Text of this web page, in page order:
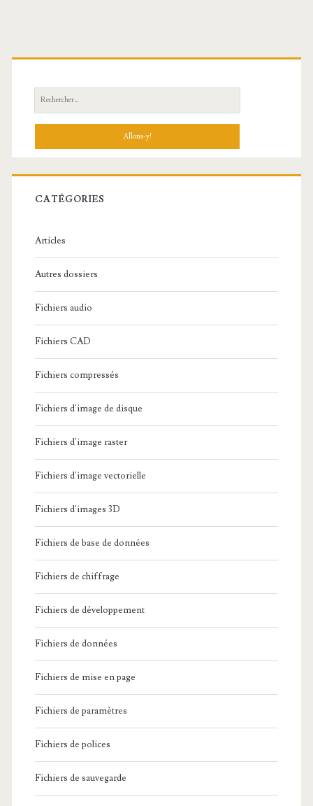
R
e
h
r
c
:
CATÉGORIES
Articles
Autres dossiers
Fichiers audio
Fichiers CAD
Fichiers compressés
Fichiers d'image de disque
Fichiers d'image raster
Fichiers d'image vectorielle
Fichiers d'images 3D
Fichiers de base de données
Fichiers de chiffrage
Fichiers de développement
Fichiers de données
Fichiers de mise en page
Fichiers de paramètres
Fichiers de polices
Fichiers de sauvegarde